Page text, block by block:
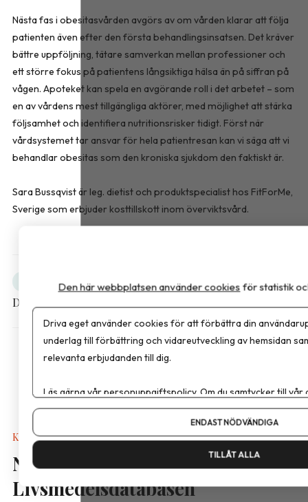
Nästa fas i obesitasvården avgörs av om vården klarar att följa
patienten även efter den första behandlingsinsatsen. Det kräver
bättre uppföljning, tätare samverkan mellan professioner och
ett större fokus på patientens långsiktiga hälsa än på siffran på
vågen. Apoteket kan spela en avgörande roll i det arbetet – som
en av vårdens mest tillgängliga aktörer, med möjlighet att stärka
följsamhet och identifiera nutritionsrisker tidigt. Först när
vårdsystemet tar ansvar för hela patientresan kan vi säga att vi
behandlar obesitas som den kroniska sjukdom den faktiskt är.
Sara Bussqvist är leg. dietist och produktspecialist hos FitForMe,
Sverige som erbjuder kosttillskott inom överviktsvård.
Debatt
Dela artikeln
Kalkyler & Verktyg
Nya näringsvärden i
Livsmedelsdatabasen
Den här webbplatsen använder cookies för statistik
Driva eget använder cookies för att förbättra din
underlag till förbättring och vidareutveckling av hemsidan
relevanta erbjudanden till dig.
Läs gärna vårpersonuppgiftspolicy. Om du samtycker till vår
Om du vill ändra ditt val i efterhand hittar du den möjligheten
ENDAST NÖDVÄNDIGA
TILLÅT ALLA